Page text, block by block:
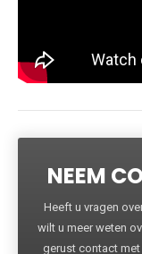
NEEM
Heeft u vragen
wilt u meer weten
gerust contact